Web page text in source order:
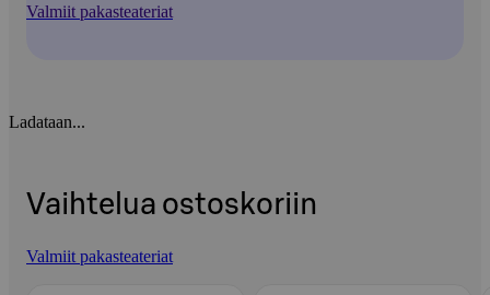
Valmiit pakasteateriat
Ladataan...
Vaihtelua ostoskoriin
Valmiit pakasteateriat